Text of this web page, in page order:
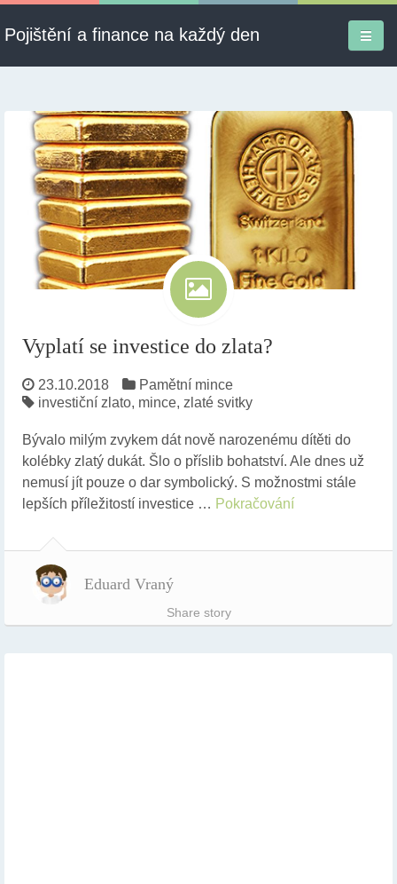
Pojištění a finance na každý den
Informace
Pojištění
Půjčky
Ekonomika
Vyplatí se investice do zlata?
23.10.2018
Pamětní mince
investiční zlato, mince, zlaté svitky
Bývalo milým zvykem dát nově narozenému dítěti do
kolébky zlatý dukát. Šlo o příslib bohatství. Ale dnes už
nemusí jít pouze o dar symbolický. S možnostmi stále
lepších příležitostí investice … Pokračování
Eduard Vraný
Share story